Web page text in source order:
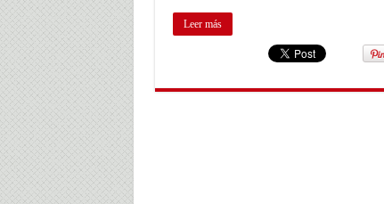
Leer más